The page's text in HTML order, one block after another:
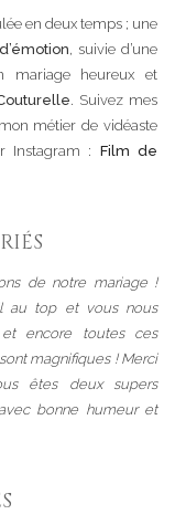
en deux temps ; une
, suivie d’une
mariage heureux et
. Suivez mes
métier de vidéaste
Instagram : Film de
de notre mariage !
au top et vous nous
encore toutes ces
magnifiques ! Merci
êtes deux supers
bonne humeur et